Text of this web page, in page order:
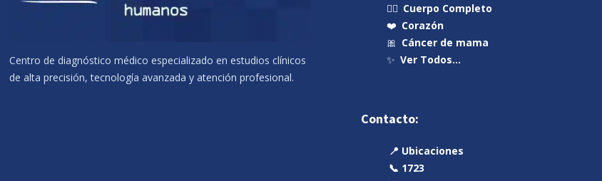
Centro de diagnóstico médico especializado en estudios clínicos
de alta precisión, tecnología avanzada y atención profesional.
🧍‍♂️ Cuerpo Completo
❤️ Corazón
🎀 Cáncer de mama
✨ Ver Todos…
Contacto:
📍 Ubicaciones
📞 1723